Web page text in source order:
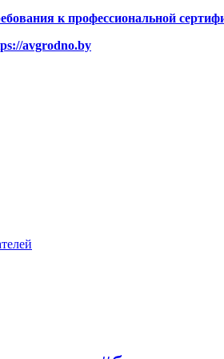
к профессиональной
avgrodno.by